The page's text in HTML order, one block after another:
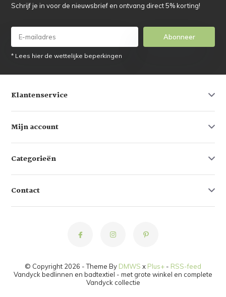
Schrijf je in voor de nieuwsbrief en ontvang direct 5% korting!
Abonneer
* Lees hier de wettelijke beperkingen
Klantenservice
Mijn account
Categorieën
Contact
© Copyright 2026 - Theme By DMWS x Plus+ - RSS-feed
Vandyck bedlinnen en badtextiel - met grote winkel en complete
Vandyck collectie